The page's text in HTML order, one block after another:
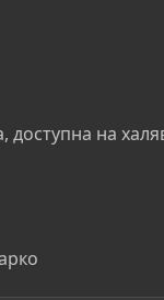
доступна на